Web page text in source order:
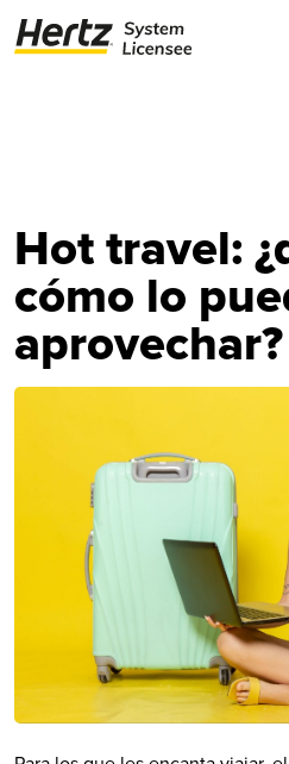
Hot travel:
cómo lo
aprovechar?